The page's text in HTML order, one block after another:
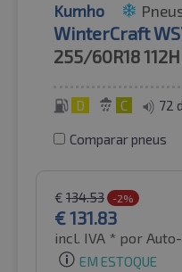
Kumho
WinterCraft
255/60R18112H
D C 72
Comparar pneus
€ 134.53 -2%
€131.83
incl. IVA * por
EM ESTOQUE